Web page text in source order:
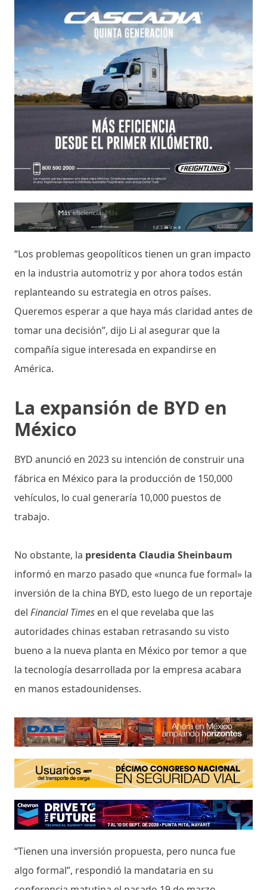
“Los problemas geopolíticos tienen un gran impacto
en la industria automotriz y por ahora todos están
replanteando su estrategia en otros países.
Queremos esperar a que haya más claridad antes de
tomar una decisión”, dijo Li al asegurar que la
compañía sigue interesada en expandirse en
América.
La expansión de BYD en
México
BYD anunció en 2023 su intención de construir una
fábrica en México para la producción de 150,000
vehículos, lo cual generaría 10,000 puestos de
trabajo.
No obstante, la presidenta Claudia Sheinbaum
informó en marzo pasado que «nunca fue formal» la
inversión de la china BYD, esto luego de un reportaje
del Financial Times en el que revelaba que las
autoridades chinas estaban retrasando su visto
bueno a la nueva planta en México por temor a que
la tecnología desarrollada por la empresa acabara
en manos estadounidenses.
“Tienen una inversión propuesta, pero nunca fue
algo formal”, respondió la mandataria en su